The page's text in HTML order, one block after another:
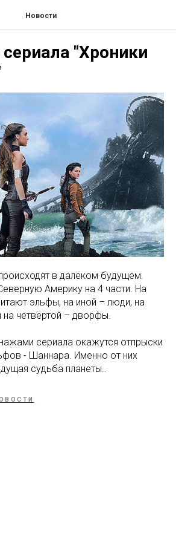
Новости
"Хроники
в далёком будущем.
Америку на 4 части. На
эльфы, на иной – люди, на
на четвёртой – дворфы.
сериала окажутся отпрыски
- Шаннара. Именно от них
судьба планеты..